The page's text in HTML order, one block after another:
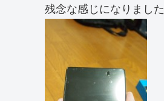
残念な感じになりました